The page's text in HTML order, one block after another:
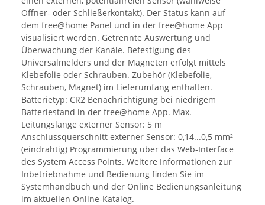
Öffner- oder Schließerkontakt). Der Status kann auf
dem free@home Panel und in der free@home App
visualisiert werden. Getrennte Auswertung und
Überwachung der Kanäle. Befestigung des
Universalmelders und der Magneten erfolgt mittels
Klebefolie oder Schrauben. Zubehör (Klebefolie,
Schrauben, Magnet) im Lieferumfang enthalten.
Batterietyp: CR2 Benachrichtigung bei niedrigem
Batteriestand in der free@home App. Max.
Leitungslänge externer Sensor: 5 m
Anschlussquerschnitt externer Sensor: 0,14...0,5 mm²
(eindrähtig) Programmierung über das Web-Interface
des System Access Points. Weitere Informationen zur
Inbetriebnahme und Bedienung finden Sie im
Systemhandbuch und der Online Bedienungsanleitung
im aktuellen Online-Katalog.